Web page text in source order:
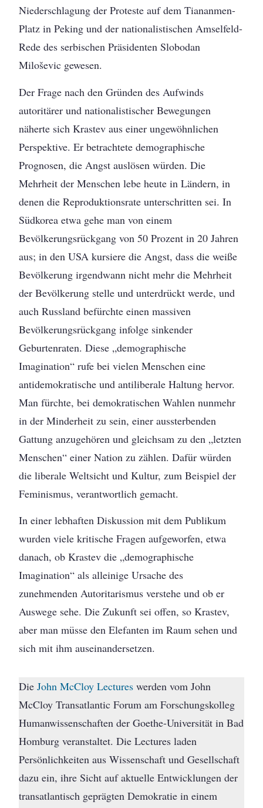
Niederschlagung der Proteste auf dem Tiananmen-
Platz in Peking und der nationalistischen Amselfeld-
Rede des serbischen Präsidenten Slobodan
Miloševic gewesen.
Der Frage nach den Gründen des Aufwinds
autoritärer und nationalistischer Bewegungen
näherte sich Krastev aus einer ungewöhnlichen
Perspektive. Er betrachtete demographische
Prognosen, die Angst auslösen würden. Die
Mehrheit der Menschen lebe heute in Ländern, in
denen die Reproduktionsrate unterschritten sei. In
Südkorea etwa gehe man von einem
Bevölkerungsrückgang von 50 Prozent in 20 Jahren
aus; in den USA kursiere die Angst, dass die weiße
Bevölkerung irgendwann nicht mehr die Mehrheit
der Bevölkerung stelle und unterdrückt werde, und
auch Russland befürchte einen massiven
Bevölkerungsrückgang infolge sinkender
Geburtenraten. Diese „demographische
Imagination“ rufe bei vielen Menschen eine
antidemokratische und antiliberale Haltung hervor.
Man fürchte, bei demokratischen Wahlen nunmehr
in der Minderheit zu sein, einer aussterbenden
Gattung anzugehören und gleichsam zu den „letzten
Menschen“ einer Nation zu zählen. Dafür würden
die liberale Weltsicht und Kultur, zum Beispiel der
Feminismus, verantwortlich gemacht.
In einer lebhaften Diskussion mit dem Publikum
wurden viele kritische Fragen aufgeworfen, etwa
danach, ob Krastev die „demographische
Imagination“ als alleinige Ursache des
zunehmenden Autoritarismus verstehe und ob er
Auswege sehe. Die Zukunft sei offen, so Krastev,
aber man müsse den Elefanten im Raum sehen und
sich mit ihm auseinandersetzen.
DieJohn McCloy Lectures werden vom John
McCloy Transatlantic Forum am Forschungskolleg
Humanwissenschaften der Goethe-Universität in Bad
Homburg veranstaltet. Die Lectures laden
Persönlichkeiten aus Wissenschaft und Gesellschaft
dazu ein, ihre Sicht auf aktuelle Entwicklungen der
transatlantisch geprägten Demokratie in einem